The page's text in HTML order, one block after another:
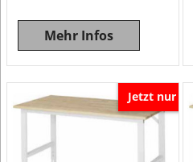
Mehr Infos
Jetzt nur